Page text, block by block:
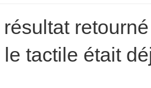
tactile était